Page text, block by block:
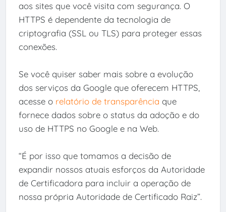
aos sites que você visita com segurança. O
HTTPS é dependente da tecnologia de
criptografia (SSL ou TLS) para proteger essas
conexões.
Se você quiser saber mais sobre a evolução
dos serviços da Google que oferecem HTTPS,
acesse o relatório de transparência que
fornece dados sobre o status da adoção e do
uso de HTTPS no Google e na Web.
“É por isso que tomamos a decisão de
expandir nossos atuais esforços da Autoridade
de Certificadora para incluir a operação de
nossa própria Autoridade de Certificado Raiz”.